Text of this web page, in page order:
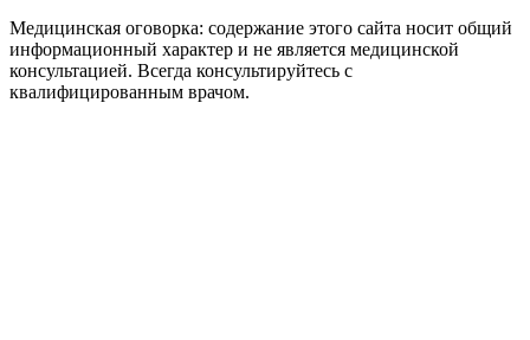
Медицинская оговорка: содержание этого сайта носит общий
информационный характер и не является медицинской
консультацией. Всегда консультируйтесь с
квалифицированным врачом.